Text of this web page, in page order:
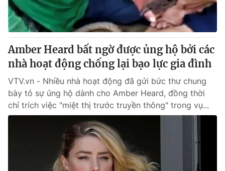
Amber Heard bất ngờ được ủng hộ bởi các
nhà hoạt động chống lại bạo lực gia đình
VTV.vn - Nhiều nhà hoạt động đã gửi bức thư chung
bày tỏ sự ủng hộ dành cho Amber Heard, đồng thời
chỉ trích việc "miệt thị trước truyền thông" trong vụ...